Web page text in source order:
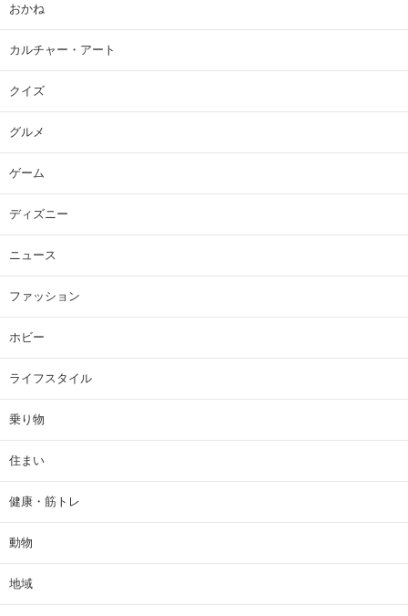
おかね
カルチャー・アート
クイズ
グルメ
ゲーム
ディズニー
ニュース
ファッション
ホビー
ライフスタイル
乗り物
住まい
健康・筋トレ
動物
地域